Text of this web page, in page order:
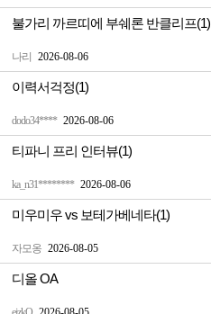
나리 2026-08-06
불가리 까르띠에 부쉐론 반클리프(1)
dodo34**** 2026-08-06
이력서걱정(1)
ka_n31******** 2026-08-06
티파니 프리 인터뷰(1)
자모옹 2026-08-05
미우미우 vs 보테가베네타(1)
디올 OA